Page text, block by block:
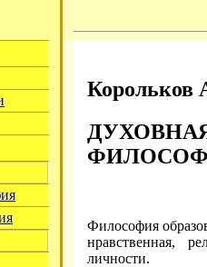
Корольков
Философия
нравственная,
личности.